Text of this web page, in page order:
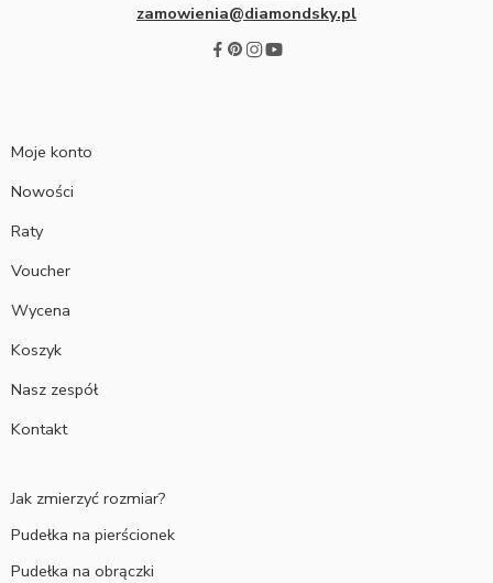
zamowienia@diamondsky.pl
Moje konto
Nowości
Raty
Voucher
Wycena
Koszyk
Nasz zespół
Kontakt
Jak zmierzyć rozmiar?
Pudełka na pierścionek
Pudełka na obrączki